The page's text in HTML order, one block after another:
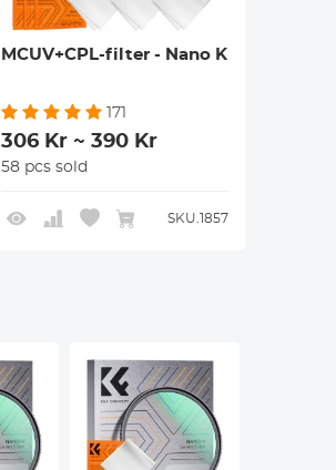
MCUV+CPL-filter - Nano K
171
306 Kr ~ 390 Kr
58 pcs sold
SKU.1857